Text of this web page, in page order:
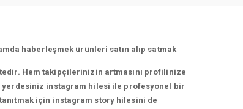
haberleşmek ürünleri satın alıp satmak
Hem takipçilerinizin artmasını profilinize
instagram hilesi ile profesyonel bir
için instagram story hilesini de